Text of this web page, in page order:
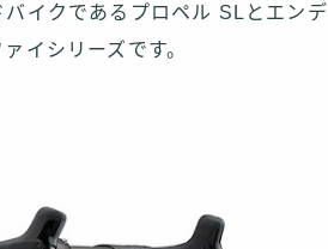
イクであるプロペル SLとエンデ
イシリーズです。